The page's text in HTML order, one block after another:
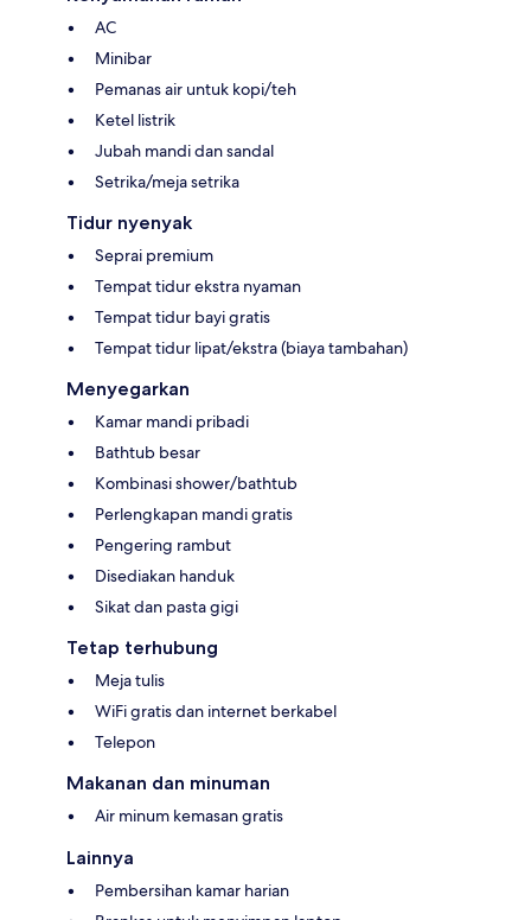
AC
Minibar
Pemanas air untuk kopi/teh
Ketel listrik
Jubah mandi dan sandal
Setrika/meja setrika
Tidur nyenyak
Seprai premium
Tempat tidur ekstra nyaman
Tempat tidur bayi gratis
Tempat tidur lipat/ekstra (biaya tambahan)
Menyegarkan
Kamar mandi pribadi
Bathtub besar
Kombinasi shower/bathtub
Perlengkapan mandi gratis
Pengering rambut
Disediakan handuk
Sikat dan pasta gigi
Tetap terhubung
Meja tulis
WiFi gratis dan internet berkabel
Telepon
Makanan dan minuman
Air minum kemasan gratis
Lainnya
Pembersihan kamar harian